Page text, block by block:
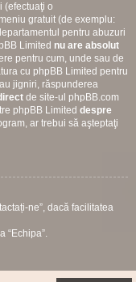
(efectuaţi o
gratuit (de exemplu:
pentru abuzuri
Limited nu are absolut
pentru cum, unde sau de
cu phpBB Limited pentru
jigniri, răspunderea
de site-ul phpBB.com
phpBB Limited despre
ar trebui să aşteptaţi
ne”, dacă facilitatea
“Echipa”.